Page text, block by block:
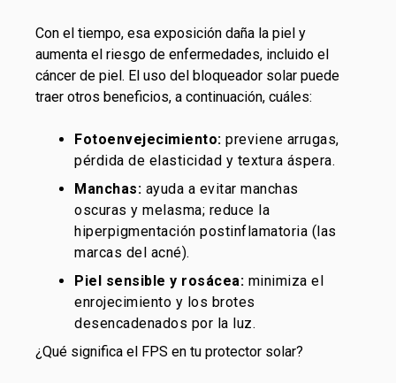
Con el tiempo, esa exposición daña la piel y
aumenta el riesgo de enfermedades, incluido el
cáncer de piel. El uso del bloqueador solar puede
traer otros beneficios, a continuación, cuáles:
Fotoenvejecimiento: previene arrugas,
pérdida de elasticidad y textura áspera.
Manchas: ayuda a evitar manchas
oscuras y melasma; reduce la
hiperpigmentación postinflamatoria (las
marcas del acné).
Piel sensible y rosácea: minimiza el
enrojecimiento y los brotes
desencadenados por la luz.
¿Qué significa el FPS en tu protector solar?